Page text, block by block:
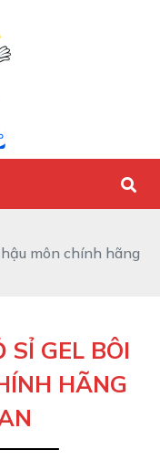
môn chính hãng
SỈ GEL BÔI
HÃNG